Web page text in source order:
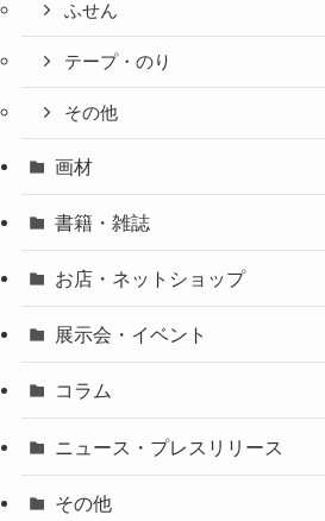
ふせん
テープ・のり
その他
画材
書籍・雑誌
お店・ネットショップ
展示会・イベント
コラム
ニュース・プレスリリース
その他